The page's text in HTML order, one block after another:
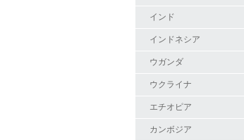
インド
インドネシア
ウガンダ
ウクライナ
エチオピア
カンボジア